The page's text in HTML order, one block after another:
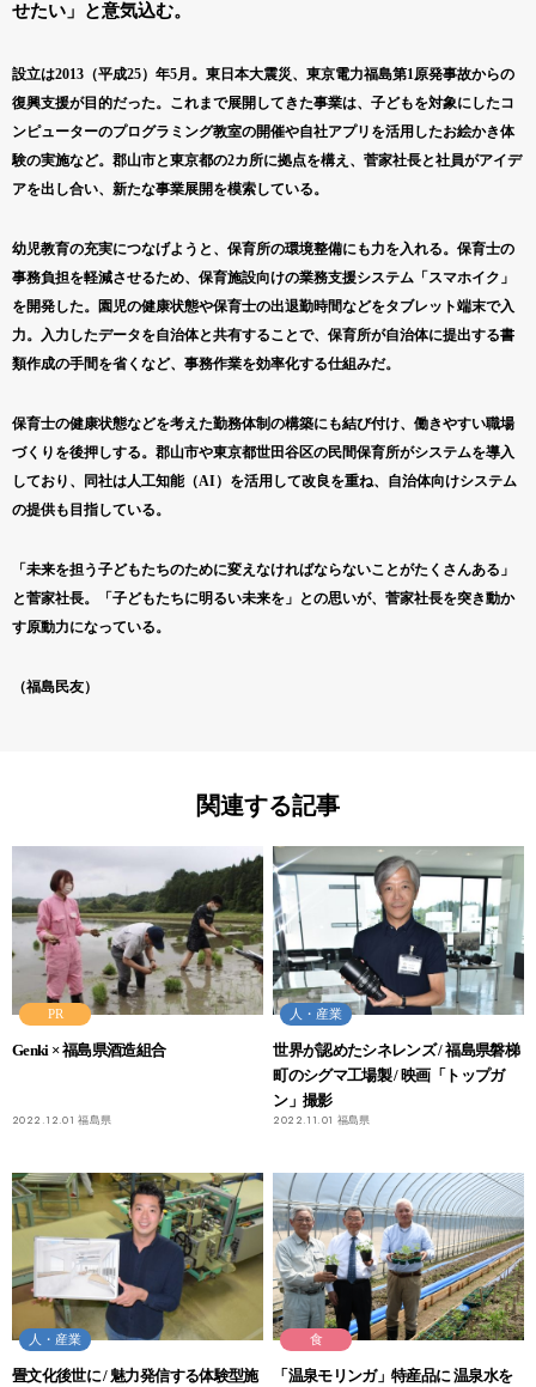
せたい」と意気込む。
設立は2013（平成25）年5月。東日本大震災、東京電力福島第1原発事故からの
復興支援が目的だった。これまで展開してきた事業は、子どもを対象にしたコ
ンピューターのプログラミング教室の開催や自社アプリを活用したお絵かき体
験の実施など。郡山市と東京都の2カ所に拠点を構え、菅家社長と社員がアイデ
アを出し合い、新たな事業展開を模索している。
幼児教育の充実につなげようと、保育所の環境整備にも力を入れる。保育士の
事務負担を軽減させるため、保育施設向けの業務支援システム「スマホイク」
を開発した。園児の健康状態や保育士の出退勤時間などをタブレット端末で入
力。入力したデータを自治体と共有することで、保育所が自治体に提出する書
類作成の手間を省くなど、事務作業を効率化する仕組みだ。
保育士の健康状態などを考えた勤務体制の構築にも結び付け、働きやすい職場
づくりを後押しする。郡山市や東京都世田谷区の民間保育所がシステムを導入
しており、同社は人工知能（AI）を活用して改良を重ね、自治体向けシステム
の提供も目指している。
「未来を担う子どもたちのために変えなければならないことがたくさんある」
と菅家社長。「子どもたちに明るい未来を」との思いが、菅家社長を突き動か
す原動力になっている。
（福島民友）
関連する記事
PR
Genki × 福島県酒造組合
2022.12.01 福島県
人・産業
世界が認めたシネレンズ / 福島県磐梯
町のシグマ工場製 / 映画「トップガ
ン」撮影
2022.11.01 福島県
人・産業
畳文化後世に / 魅力発信する体験型施
食
「温泉モリンガ」特産品に 温泉水を